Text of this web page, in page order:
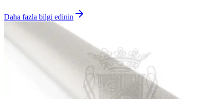
Daha fazla bilgi edinin